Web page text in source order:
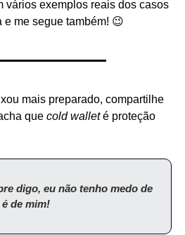
vários exemplos reais dos casos
me segue também! 😉
mais preparado, compartilhe
que cold wallet é proteção
digo, eu não tenho medo de
de mim!